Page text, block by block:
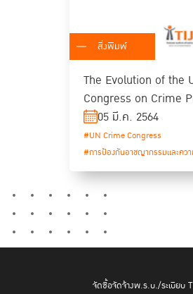
สิ่งพิมพ์
The Evolution of the
Congress on Crime
Criminal Justice
05 มี.ค. 2564
#UN Crime Congress
#การป้องกันอาชญากรรมและคว
จัดซื้อจัดจ้างพ.ร.บ./ระเบียบ